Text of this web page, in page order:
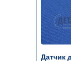
Датчик